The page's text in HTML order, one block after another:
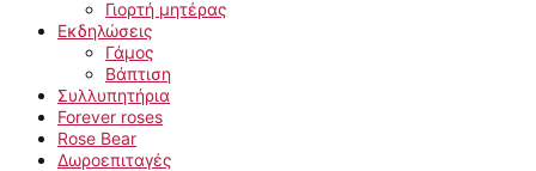
Γιορτή μητέρας
Εκδηλώσεις
Γάμος
Βάπτιση
Συλλυπητήρια
Forever roses
Rose Bear
Δωροεπιταγές